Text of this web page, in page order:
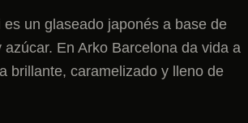
un glaseado japonés a base de
En Arko Barcelona da vida a
brillante, caramelizado y lleno de